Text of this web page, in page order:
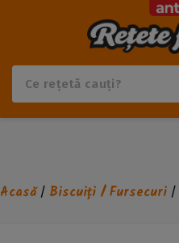
Acasă/ Biscuiți / Fursecuri /